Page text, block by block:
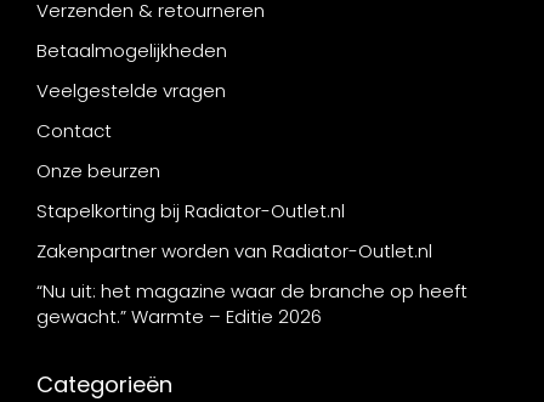
Verzenden & retourneren
Betaalmogelijkheden
Veelgestelde vragen
Contact
Onze beurzen
Stapelkorting bij Radiator-Outlet.nl
Zakenpartner worden van Radiator-Outlet.nl
“Nu uit: het magazine waar de branche op heeft
gewacht.” Warmte – Editie 2026
Categorieën